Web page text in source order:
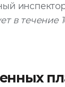
в течение